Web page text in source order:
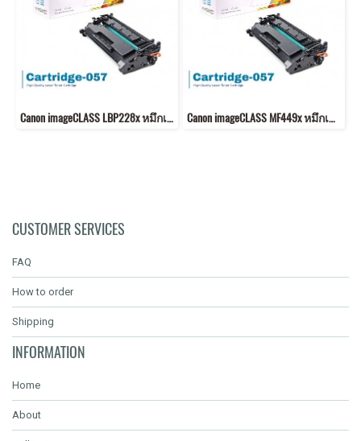
Canon imageCLASS LBP228x หมึกเครื่องปริ้น 057 คุณภาพสูง พิมพ์คมชัด! Canon imageCLASS MF449x หมึกเครื่องปริ้น 057 พิมพ์คมชัด!
CUSTOMER SERVICES
FAQ
How to order
Shipping
INFORMATION
Home
About